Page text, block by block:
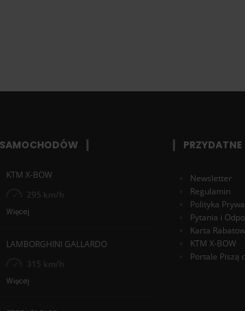
KTM X-BOW
295 km/h
Więcej
LAMBORGHINI GALLARDO
315 km/h
Więcej
PRZYDATNE
Newsletter
Regulamin
Polityka
Pytania i
Karta
KTM X-BOW
Portale Piszą